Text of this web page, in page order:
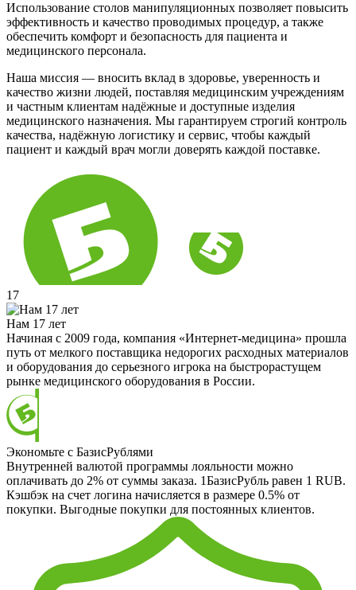
Использование столов манипуляционных позволяет повысить
эффективность и качество проводимых процедур, а также
обеспечить комфорт и безопасность для пациента и
медицинского персонала.
Наша миссия — вносить вклад в здоровье, уверенность и
качество жизни людей, поставляя медицинским учреждениям
и частным клиентам надёжные и доступные изделия
медицинского назначения. Мы гарантируем строгий контроль
качества, надёжную логистику и сервис, чтобы каждый
пациент и каждый врач могли доверять каждой поставке.
17
Нам 17 лет
Начиная с 2009 года, компания «Интернет-медицина» прошла
путь от мелкого поставщика недорогих расходных материалов
и оборудования до серьезного игрока на быстрорастущем
рынке медицинского оборудования в России.
Экономьте с БазисРублями
Внутренней валютой программы лояльности можно
оплачивать до 2% от суммы заказа. 1БазисРубль равен 1 RUB.
Кэшбэк на счет логина начисляется в размере 0.5% от
покупки. Выгодные покупки для постоянных клиентов.